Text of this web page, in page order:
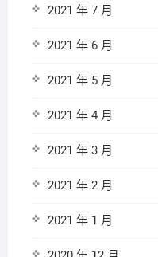
2021 年 7 月
2021 年 6 月
2021 年 5 月
2021 年 4 月
2021 年 3 月
2021 年 2 月
2021 年 1 月